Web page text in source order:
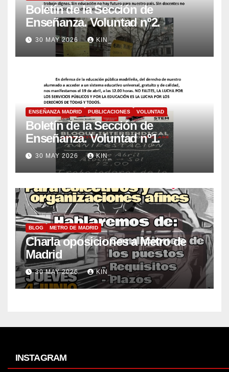
Boletín de la Sección de
Enseñanza. Voluntad nº2.
30 MAY 2026 KIN_
ENSEÑANZA MADRID PUBLICACIONES VOLUNTAD
Boletín de la Sección de
Enseñanza. Voluntad nº1.
30 MAY 2026 KIN_
BLOG METRO DE MADRID
Charla oposiciones a Metro de
Madrid
30 MAY 2026 KIN_
INSTAGRAM